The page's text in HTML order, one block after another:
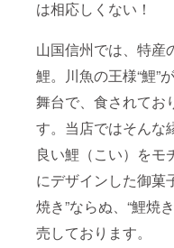
は相応しくない！
山国信州では、特産
鯉。川魚の王様“鯉”
舞台で、食されてお
す。当店ではそんな
良い鯉（こい）をモ
にデザインした御菓
焼き”ならぬ、“鯉焼
売しております。